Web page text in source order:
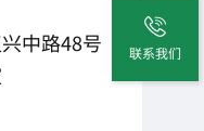
中路48号
联系我们